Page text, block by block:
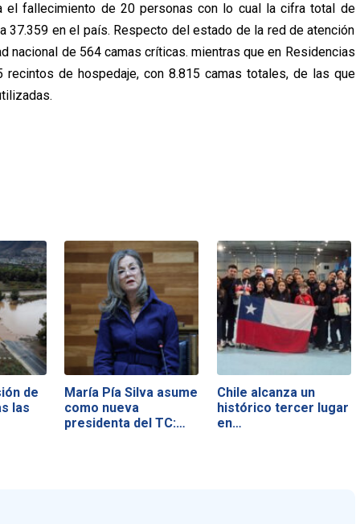
el fallecimiento de 20 personas con lo cual la cifra total de
37.359 en el país. Respecto del estado de la red de atención
nacional de 564 camas críticas. mientras que en Residencias
de hospedaje, con 8.815 camas totales, de las que
de
las
María Pía Silva asume
como nueva
presidenta del TC:…
Chile alcanza un
histórico tercer lugar
en…